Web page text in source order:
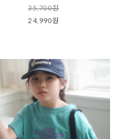
35,700원
24,990원